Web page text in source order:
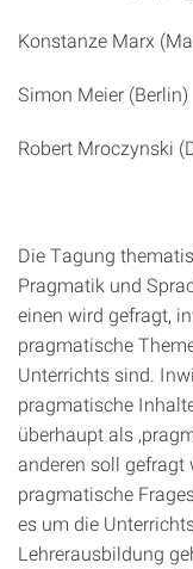
Konstanze Marx
Simon Meier (Berlin)
Robert Mroczynski
Die Tagung
Pragmatik und
einen wird gefragt,
pragmatische
Unterrichts sind.
pragmatische
überhaupt als
anderen soll gefragt
pragmatische
es um die
Lehrerausbildung